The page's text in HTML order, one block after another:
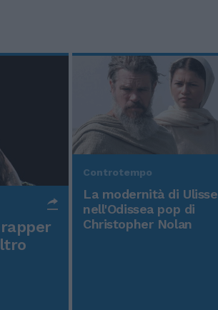
Controtempo
La modernità di Ulisse
nell'Odissea pop di
Christopher Nolan